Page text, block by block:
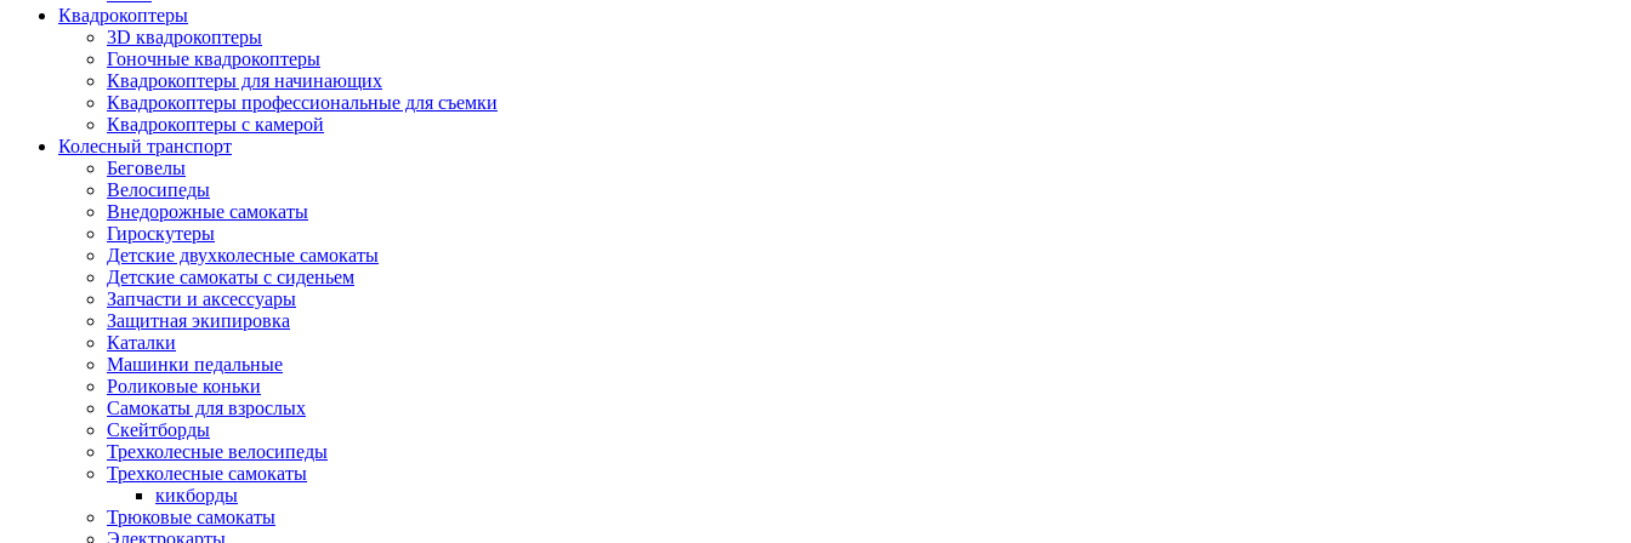
Квадрокоптеры
3D квадрокоптеры
Гоночные квадрокоптеры
Квадрокоптеры для начинающих
Квадрокоптеры профессиональные для съемки
Квадрокоптеры с камерой
Колесный транспорт
Беговелы
Велосипеды
Внедорожные самокаты
Гироскутеры
Детские двухколесные самокаты
Детские самокаты с сиденьем
Запчасти и аксессуары
Защитная экипировка
Каталки
Машинки педальные
Роликовые коньки
Самокаты для взрослых
Скейтборды
Трехколесные велосипеды
Трехколесные самокаты
кикборды
Трюковые самокаты
Электрокарты